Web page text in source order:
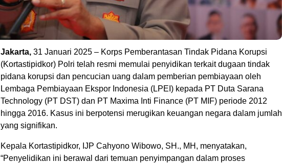
Jakarta, 31 Januari 2025 – Korps Pemberantasan Tindak Pidana Korupsi
(Kortastipidkor) Polri telah resmi memulai penyidikan terkait dugaan tindak
pidana korupsi dan pencucian uang dalam pemberian pembiayaan oleh
Lembaga Pembiayaan Ekspor Indonesia (LPEI) kepada PT Duta Sarana
Technology (PT DST) dan PT Maxima Inti Finance (PT MIF) periode 2012
hingga 2016. Kasus ini berpotensi merugikan keuangan negara dalam jumlah
yang signifikan.
Kepala Kortastipidkor, IJP Cahyono Wibowo, SH., MH, menyatakan,
“Penyelidikan ini berawal dari temuan penyimpangan dalam proses